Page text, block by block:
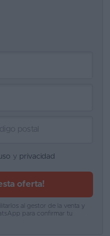
y privacidad
oferta!
al gestor de la venta y
para confirmar tu